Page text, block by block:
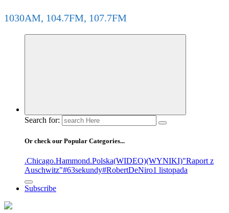
1030AM, 104.7FM, 107.7FM
Search for:
Or check our Popular Categories...
.Chicago.Hammond.Polska(WIDEO)(WYNIKI)"Raport z
Auschwitz"#63sekundy#RobertDeNiro1 listopada
Subscribe